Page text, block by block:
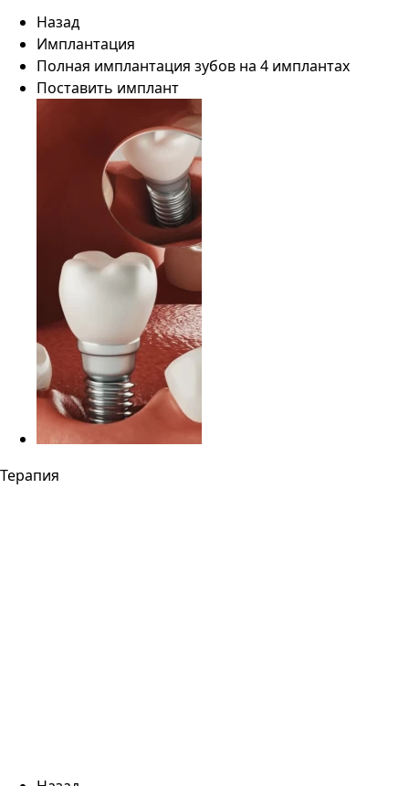
Назад
Имплантация
Полная имплантация зубов на 4 имплантах
Поставить имплант
Терапия